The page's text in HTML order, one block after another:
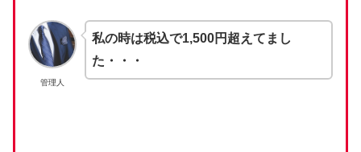
管理人
私の時は税込で1,500円超えてまし
た・・・